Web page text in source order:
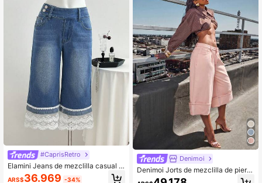
#CaprisRetro
Elamini Jeans de mezclilla casual d
e mujer con parches de encaje lava
ARS$36.969 -34%
Denimoi
Denimoi Jorts de mezclilla de piern
a ancha con puño, jeans de moda,